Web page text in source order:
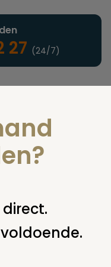
27 (24/7)
financiering